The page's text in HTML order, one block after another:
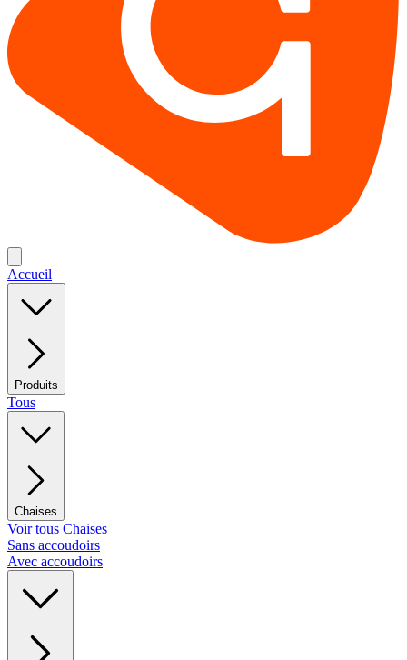
Accueil
Produits
Tous
Chaises
Voir tous Chaises
Sans accoudoirs
Avec accoudoirs